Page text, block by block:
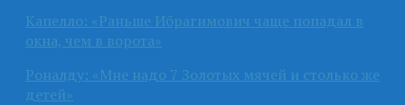
Капелло: «Раньше Ибрагимович чаще попадал в
окна, чем в ворота»
Роналду: «Мне надо 7 Золотых мячей и столько же
детей»